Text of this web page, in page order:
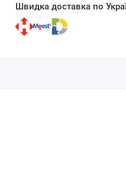
Швидка доставка по